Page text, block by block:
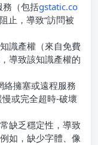
務（包括gstatic.co
止，導致“訪問被
識產權（來自免費
導致該知識產權的
絡擁塞或遠程服務
或完全超時-破壞
缺乏穩定性，導致
如，缺少字體、像